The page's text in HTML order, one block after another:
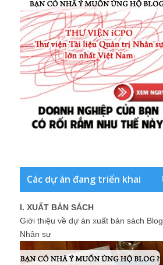
Các dự án đang triển khai
I. XUẤT BẢN SÁCH
Giới thiệu về dự án xuất bản sách Blog
Nhân sự